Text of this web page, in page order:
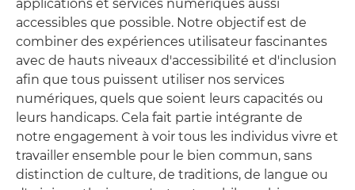
applications et services numériques aussi
accessibles que possible. Notre objectif est de
combiner des expériences utilisateur fascinantes
avec de hauts niveaux d'accessibilité et d'inclusion
afin que tous puissent utiliser nos services
numériques, quels que soient leurs capacités ou
leurs handicaps. Cela fait partie intégrante de
notre engagement à voir tous les individus vivre et
travailler ensemble pour le bien commun, sans
distinction de culture, de traditions, de langue ou